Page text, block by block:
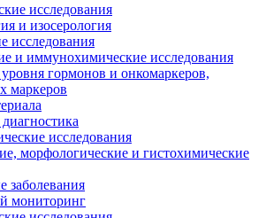
исследования
и изосерология
исследования
и иммунохимические исследования
гормонов и онкомаркеров,
маркеров
исследования
морфологические и гистохимические
заболевания
мониторинг